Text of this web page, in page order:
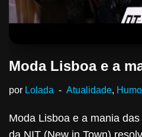
Moda Lisboa e a
por Lolada Atualidade,
Moda Lisboa e a mania